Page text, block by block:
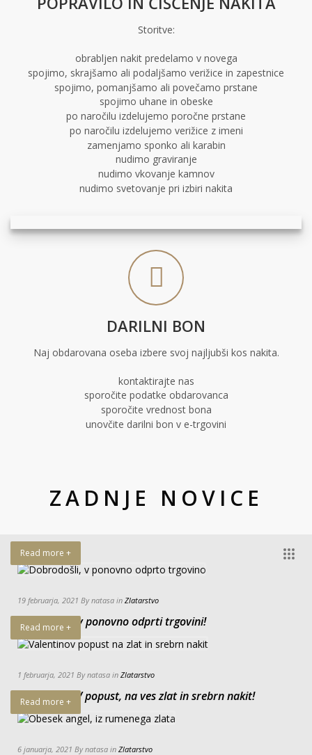
Storitve:
obrabljen nakit predelamo v novega
spojimo, skrajšamo ali podaljšamo verižice in zapestnice
spojimo, pomanjšamo ali povečamo prstane
spojimo uhane in obeske
po naročilu izdelujemo poročne prstane
po naročilu izdelujemo verižice z imeni
zamenjamo sponko ali karabin
nudimo graviranje
nudimo vkovanje kamnov
nudimo svetovanje pri izbiri nakita
DARILNI BON
Naj obdarovana oseba izbere svoj najljubši kos nakita.
kontaktirajte nas
sporočite podatke obdarovanca
sporočite vrednost bona
unovčite darilni bon v e-trgovini
ZADNJE NOVICE
Read more +
19 februarja, 2021 By natasa in Zlatarstvo
Dobrodošli, v ponovno odprti trgovini!
Read more +
1 februarja, 2021 By natasa in Zlatarstvo
VALENTINOV popust, na ves zlat in srebrn nakit!
Read more +
6 januarja, 2021 By natasa in Zlatarstvo